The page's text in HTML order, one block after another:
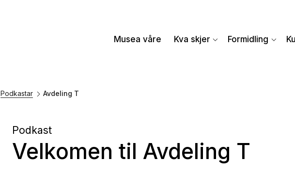
Musea våre Kva skjer Formidling
Podkastar Avdeling T
Podkast
Velkomen til Avdeling T